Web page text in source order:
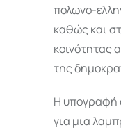
πολωνο-
καθώς και
κοινότητας
της
Η υπογραφή
για μια